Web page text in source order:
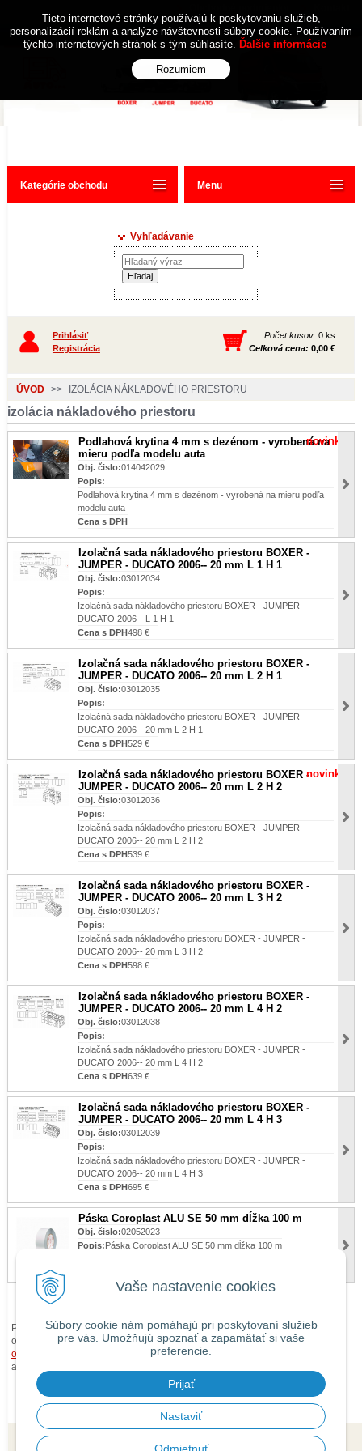
Vaše nastavenie cookies
Súbory cookie nám pomáhajú pri poskytovaní služieb
pre vás. Umožňujú spoznať a zapamätať si vaše
preferencie.
Prijať
Nastaviť
Kategórie obchodu
Vyhľadávanie
Prihlásiť
Registrácia
Počet kusov: 0 ks
Celková cena: 0,00 €
ÚVOD >> IZOLÁCIA NÁKLADOVÉHO PRIESTORU
izolácia nákladového priestoru
Podlahová krytina 4 mm s dezénom - vyrobená na
mieru podľa modelu auta
novinka
Obj. čislo:014042029
Popis:
Podlahová krytina 4 mm s dezénom - vyrobená na mieru podľa
modelu auta
Cena s DPH
Izolačná sada nákladového priestoru BOXER -
JUMPER - DUCATO 2006-- 20 mm L 1 H 1
Obj. čislo:03012034
Popis:
Izolačná sada nákladového priestoru BOXER - JUMPER -
DUCATO 2006-- L 1 H 1
Cena s DPH498 €
Izolačná sada nákladového priestoru BOXER -
JUMPER - DUCATO 2006-- 20 mm L 2 H 1
Obj. čislo:03012035
Popis:
Izolačná sada nákladového priestoru BOXER - JUMPER -
DUCATO 2006-- 20 mm L 2 H 1
Cena s DPH529 €
Izolačná sada nákladového priestoru BOXER -
JUMPER - DUCATO 2006-- 20 mm L 2 H 2
novinka
Obj. čislo:03012036
Popis:
Izolačná sada nákladového priestoru BOXER - JUMPER -
DUCATO 2006-- 20 mm L 2 H 2
Cena s DPH539 €
Izolačná sada nákladového priestoru BOXER -
JUMPER - DUCATO 2006-- 20 mm L 3 H 2
Obj. čislo:03012037
Popis:
Izolačná sada nákladového priestoru BOXER - JUMPER -
DUCATO 2006-- 20 mm L 3 H 2
Cena s DPH598 €
Izolačná sada nákladového priestoru BOXER -
JUMPER - DUCATO 2006-- 20 mm L 4 H 2
Obj. čislo:03012038
Popis:
Izolačná sada nákladového priestoru BOXER - JUMPER -
DUCATO 2006-- 20 mm L 4 H 2
Cena s DPH639 €
Izolačná sada nákladového priestoru BOXER -
JUMPER - DUCATO 2006-- 20 mm L 4 H 3
Obj. čislo:03012039
Popis:
Izolačná sada nákladového priestoru BOXER - JUMPER -
DUCATO 2006-- 20 mm L 4 H 3
Cena s DPH695 €
Páska Coroplast ALU SE 50 mm dĺžka 100 m
Obj. čislo:02052023
Popis:Páska Coroplast ALU SE 50 mm dĺžka 100 m
Pri zaslaní tovaru mimo územia Slovenskej republiky budú ku každej
objednávke prirátanénáklady na dopravu mimo územia SR podľa
obchodných podmienok
. O cene Vás budeme vopred informovať telefonicky
alebo e-mailom.
Menu
Tieto internetové stránky používajú k poskytovaniu služieb,
personalizácií reklám a analýze návštevnosti súbory cookie. Používaním
týchto internetových stránok s tým súhlasíte. Ďalšie informácie
Rozumiem